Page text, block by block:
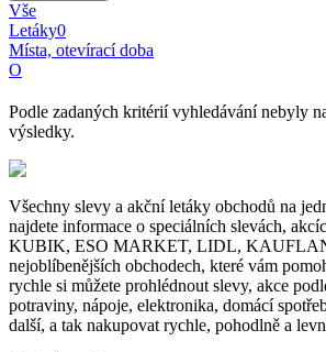
Vše
Letáky0
Místa, otevírací doba
O
Podle zadaných kritérií vyhledávání nebyly
výsledky.
Všechny slevy a akční letáky obchodů na
najdete informace o speciálních slevách,
KUBIK, ESO MARKET, LIDL,
nejoblíbenějších obchodech, které vám
rychle si můžete prohlédnout slevy, akce
potraviny, nápoje, elektronika, domácí
další, a tak nakupovat rychle, pohodlně a